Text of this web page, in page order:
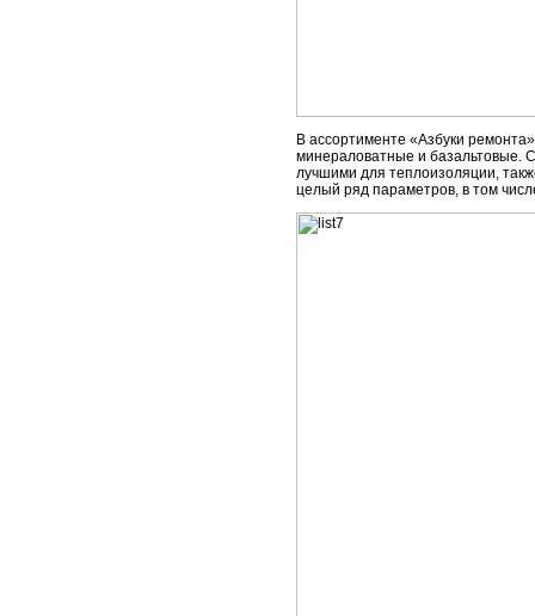
В ассортименте «Азбуки
минераловатные и базальтовые.
лучшими для теплоизоляции,
целый ряд параметров, в том